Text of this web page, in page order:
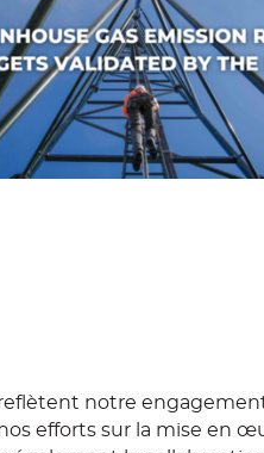
efforts sur la mise en
également la